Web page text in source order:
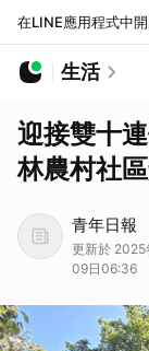
在LINE應用程式中開
生活
迎接雙十
林農村社
青年日報
更新於
09日06:36